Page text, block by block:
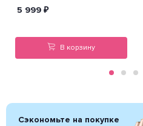
5 999 ₽
В корзину
Сэкономьте на покупке